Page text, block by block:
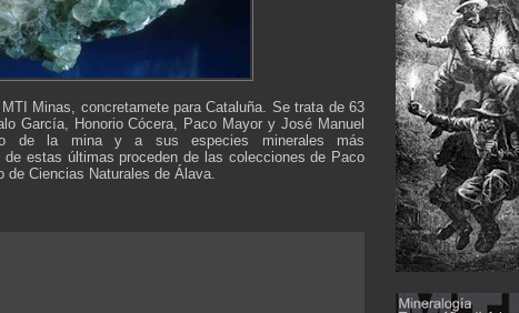
Minas, concretamete para Cataluña. Se trata de 63
García, Honorio Cócera, Paco Mayor y José Manuel
de la mina y a sus especies minerales más
estas últimas proceden de las colecciones de Paco
de Ciencias Naturales de Álava.